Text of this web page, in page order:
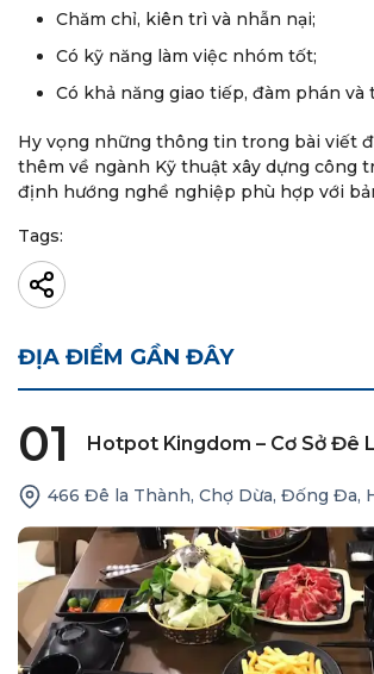
Chăm chỉ, kiên trì và nhẫn nại;
Có kỹ năng làm việc nhóm tốt;
Có khả năng giao tiếp, đàm phán
Hy vọng những thông tin trong bài viết
thêm về ngành Kỹ thuật xây dựng công
định hướng nghề nghiệp phù hợp với
Tags:
ĐỊA ĐIỂM GẦN ĐÂY
01 Hotpot Kingdom – Cơ Sở Đê
466 Đê la Thành, Chợ Dừa, Đống Đa,